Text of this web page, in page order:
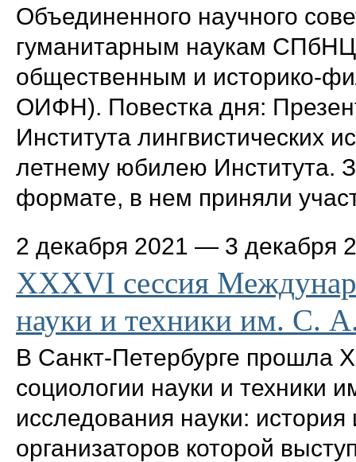
Объединенного научного
гуманитарным наукам
общественным и историко-
ОИФН). Повестка дня:
Института лингвистических
летнему юбилею Института.
формате, в нем приняли
2 декабря 2021 — 3 декабря
XXXVI сессия
науки и техники им. С.
В Санкт-Петербурге прошла
социологии науки и техники
исследования науки:
организаторов которой